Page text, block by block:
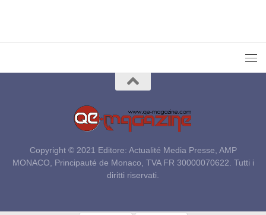
Copyright © 2021 Editore: Actualité Media Presse, AMP
MONACO, Principauté de Monaco, TVA FR 30000070622. Tutti i
diritti riservati.